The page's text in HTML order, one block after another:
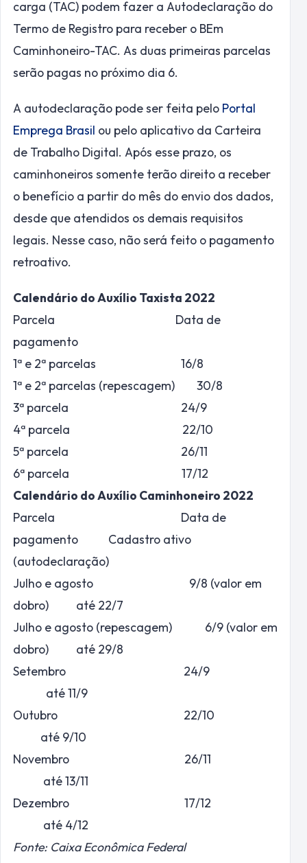
carga (TAC) podem fazer a Autodeclaração do
Termo de Registro para receber o BEm
Caminhoneiro-TAC. As duas primeiras parcelas
serão pagas no próximo dia 6.
A autodeclaração pode ser feita pelo Portal
Emprega Brasil ou pelo aplicativo da Carteira
de Trabalho Digital. Após esse prazo, os
caminhoneiros somente terão direito a receber
o benefício a partir do mês do envio dos dados,
desde que atendidos os demais requisitos
legais. Nesse caso, não será feito o pagamento
retroativo.
Calendário do Auxílio Taxista 2022
Parcela Data de
pagamento
1ª e 2ª parcelas 16/8
1ª e 2ª parcelas (repescagem) 30/8
3ª parcela 24/9
4ª parcela 22/10
5ª parcela 26/11
6ª parcela 17/12
Calendário do Auxílio Caminhoneiro 2022
Parcela Data de
pagamento Cadastro ativo
(autodeclaração)
Julho e agosto 9/8 (valor em
dobro) até 22/7
Julho e agosto (repescagem) 6/9 (valor em
dobro) até 29/8
Setembro 24/9
até 11/9
Outubro 22/10
até 9/10
Novembro 26/11
até 13/11
Dezembro 17/12
até 4/12
Fonte: Caixa Econômica Federal